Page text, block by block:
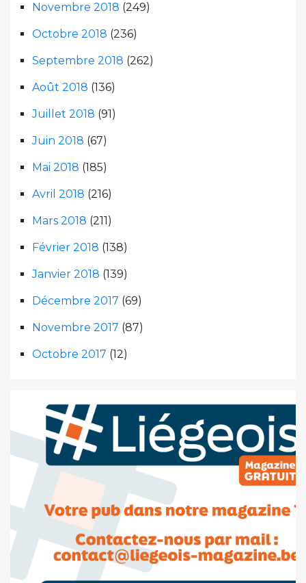
Novembre 2018 (249)
Octobre 2018 (236)
Septembre 2018 (262)
Août 2018 (136)
Juillet 2018 (91)
Juin 2018 (67)
Mai 2018 (185)
Avril 2018 (216)
Mars 2018 (211)
Février 2018 (138)
Janvier 2018 (139)
Décembre 2017 (69)
Novembre 2017 (87)
Octobre 2017 (12)